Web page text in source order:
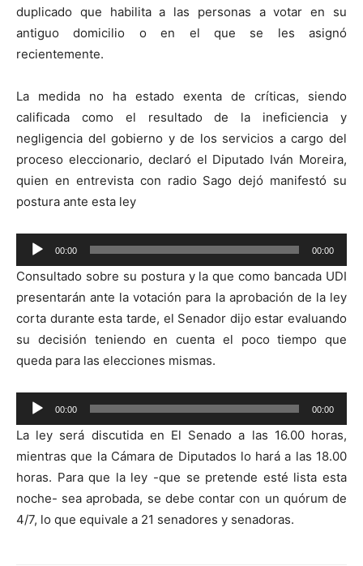
duplicado que habilita a las personas a votar en su
antiguo domicilio o en el que se les asignó
recientemente.
La medida no ha estado exenta de críticas, siendo
calificada como el resultado de la ineficiencia y
negligencia del gobierno y de los servicios a cargo del
proceso eleccionario, declaró el Diputado Iván Moreira,
quien en entrevista con radio Sago dejó manifestó su
postura ante esta ley
Reproductor
de
audio
00:00 00:00
Consultado sobre su postura y la que como bancada UDI
presentarán ante la votación para la aprobación de la ley
corta durante esta tarde, el Senador dijo estar evaluando
su decisión teniendo en cuenta el poco tiempo que
queda para las elecciones mismas.
Reproductor
de
audio
00:00 00:00
La ley será discutida en El Senado a las 16.00 horas,
mientras que la Cámara de Diputados lo hará a las 18.00
horas. Para que la ley -que se pretende esté lista esta
noche- sea aprobada, se debe contar con un quórum de
4/7, lo que equivale a 21 senadores y senadoras.